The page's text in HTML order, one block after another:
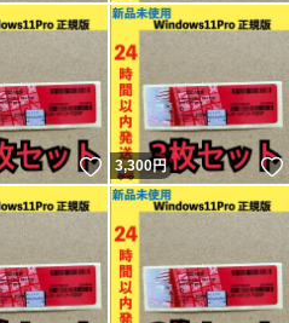
いいね！
3,300円